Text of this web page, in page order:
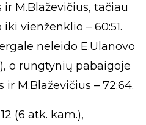
M.Blaževičius, tačiau
vienženklio – 60:51.
neleido E.Ulanovo
o rungtynių pabaigoje
M.Blaževičius – 72:64.
(6 atk. kam.),